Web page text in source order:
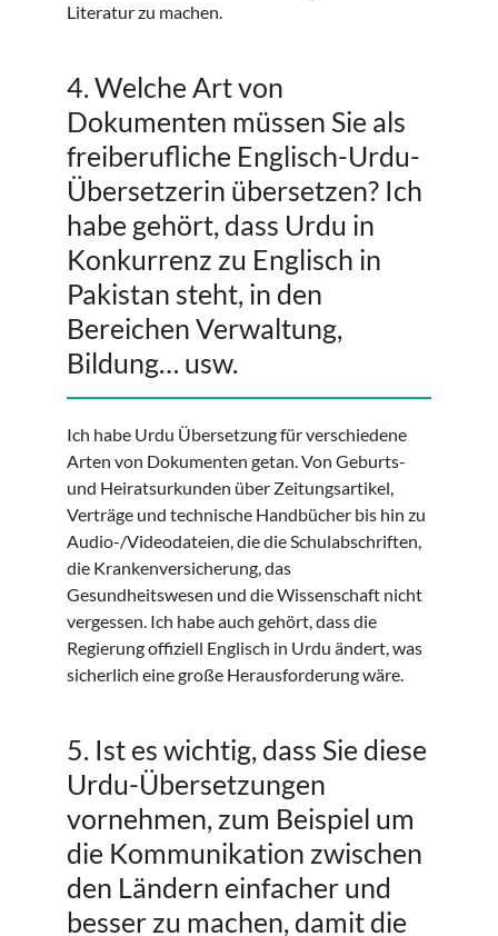
Literatur zu machen.
4. Welche Art von
Dokumenten müssen Sie als
freiberufliche Englisch-Urdu-
Übersetzerin übersetzen? Ich
habe gehört, dass Urdu in
Konkurrenz zu Englisch in
Pakistan steht, in den
Bereichen Verwaltung,
Bildung… usw.
Ich habe Urdu Übersetzung für verschiedene
Arten von Dokumenten getan. Von Geburts-
und Heiratsurkunden über Zeitungsartikel,
Verträge und technische Handbücher bis hin zu
Audio-/Videodateien, die die Schulabschriften,
die Krankenversicherung, das
Gesundheitswesen und die Wissenschaft nicht
vergessen. Ich habe auch gehört, dass die
Regierung offiziell Englisch in Urdu ändert, was
sicherlich eine große Herausforderung wäre.
5. Ist es wichtig, dass Sie diese
Urdu-Übersetzungen
vornehmen, zum Beispiel um
die Kommunikation zwischen
den Ländern einfacher und
besser zu machen, damit die